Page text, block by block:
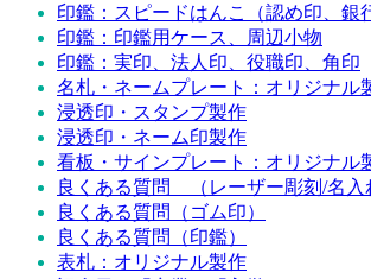
印鑑：スピードはんこ（認め印、銀
印鑑：印鑑用ケース、周辺小物
印鑑：実印、法人印、役職印、角印
名札・ネームプレート：オリジナル
浸透印・スタンプ製作
浸透印・ネーム印製作
看板・サインプレート：オリジナル
良くある質問 （レーザー彫刻/名入
良くある質問（ゴム印）
良くある質問（印鑑）
表札：オリジナル製作